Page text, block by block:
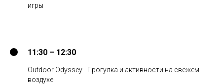
игры
11:30 – 12:30
Outdoor Odyssey - Прогулка и активности на свежем
воздухе